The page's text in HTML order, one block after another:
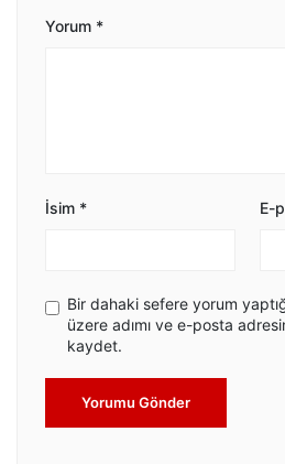
Yorum *
İsim * E-
Bir dahaki sefere yorum
üzere adımı ve e-posta
kaydet.
Yorumu Gönder